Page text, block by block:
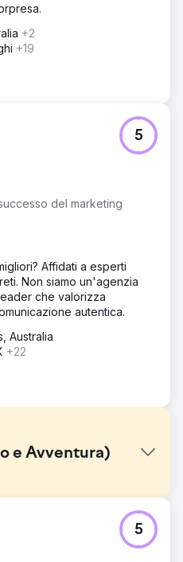
+2
+19
del marketing
5
Affidati a esperti
Non siamo un'agenzia
che valorizza
autentica.
Australia
+22
e Avventura)
sul passaparola e
5